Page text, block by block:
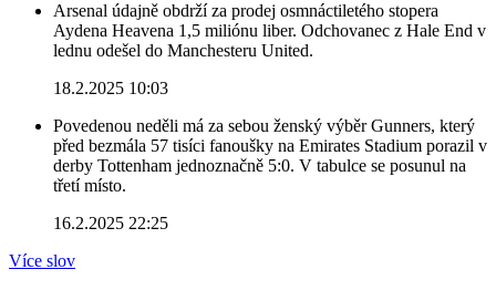
Arsenal údajně obdrží za prodej osmnáctiletého stopera
Aydena Heavena 1,5 miliónu liber. Odchovanec z Hale End v
lednu odešel do Manchesteru United.
18.2.2025 10:03
Povedenou neděli má za sebou ženský výběr Gunners, který
před bezmála 57 tisíci fanoušky na Emirates Stadium porazil v
derby Tottenham jednoznačně 5:0. V tabulce se posunul na
třetí místo.
16.2.2025 22:25
Více slov